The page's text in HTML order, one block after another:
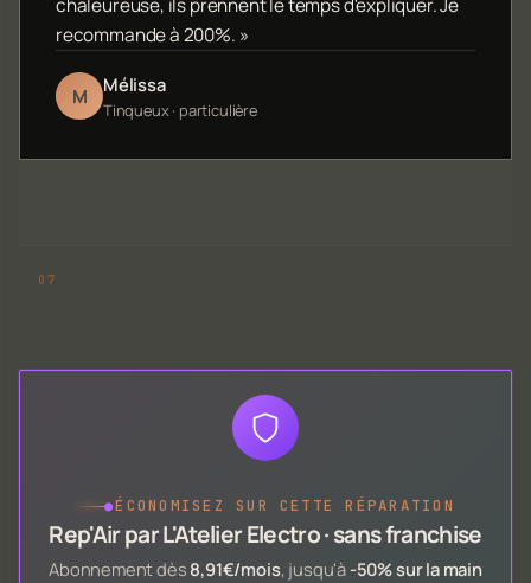
chaleureuse, ils prennent le temps d'expliquer. Je
recommande à 200%. »
M Mélissa
Tinqueux · particulière
●ÉCONOMISEZ SUR CETTE RÉPARATION
Rep'Air par L'Atelier Electro · sans franchise
Abonnement dès 8,91€/mois, jusqu'à -50% sur la main